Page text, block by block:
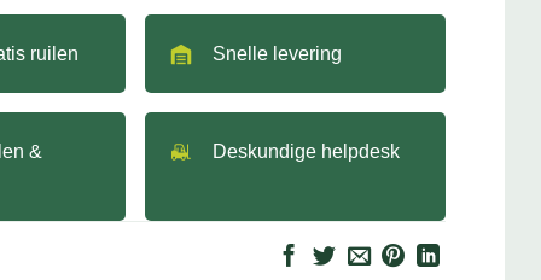
ruilen Snelle levering
& Deskundige helpdesk